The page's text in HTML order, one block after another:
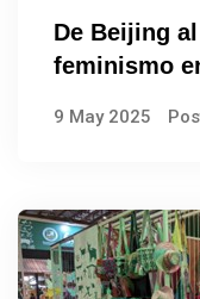
De Beijing
feminismo
9 May 2025